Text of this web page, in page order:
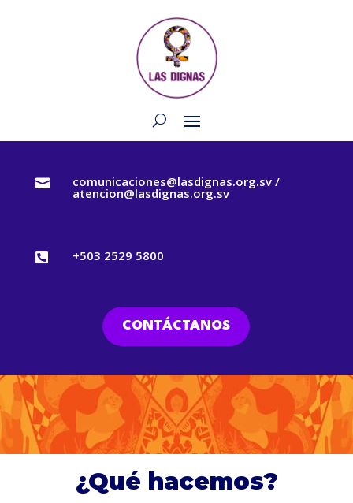
 comunicaciones@lasdignas.org.sv /
atencion@lasdignas.org.sv
 +503 2529 5800
CONTÁCTANOS
¿Qué hacemos?